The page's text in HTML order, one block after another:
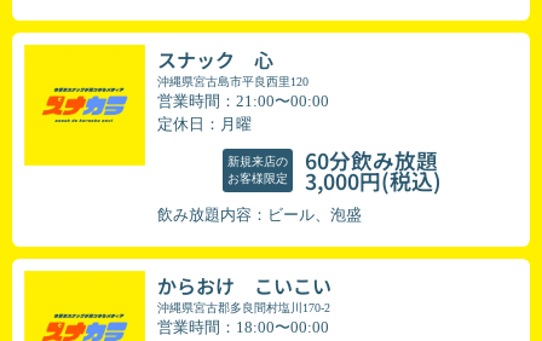
スナック 心
沖縄県宮古島市平良西里120
営業時間：21:00〜00:00
定休日：月曜
新規来店の
お客様限定
60分飲み放題
3,000円(税込)
飲み放題内容：ビール、泡盛
からおけ こいこい
沖縄県宮古郡多良間村塩川170-2
営業時間：18:00〜00:00